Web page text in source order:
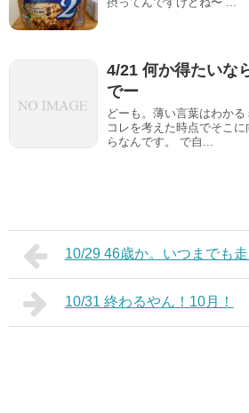
4/21 何か得たいな
でー
どーも。薄い言葉はわかる
コレを考えた時点でそこ
らなんです。 で自...
10/29 46歳か。いつまでも
10/31 終わるやん！10月！